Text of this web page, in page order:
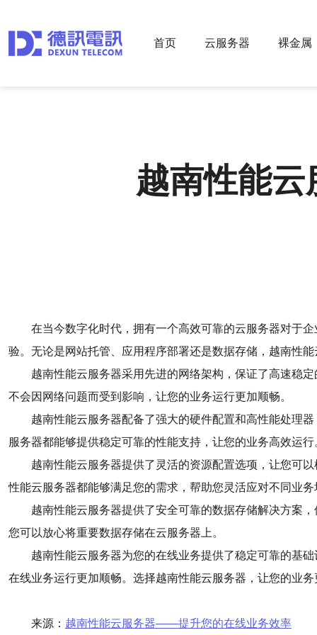
首页 云服务器 裸金属
越南性能
在当今数字化时代，拥有一个高效可靠的云服务器对于
验。无论是网站托管、应用程序部署还是数据存储，越南性
越南性能云服务器采用先进的网络架构，保证了高速稳
不会因网络问题而受到影响，让您的业务运行更加顺畅。
越南性能云服务器配备了强大的硬件配置和高性能处理
服务器都能够提供稳定可靠的性能支持，让您的业务高效运行
越南性能云服务器提供了灵活的资源配置选项，让您可
性能云服务器都能够满足您的需求，帮助您灵活应对不同业务
越南性能云服务器提供了安全可靠的数据存储解决方案
您可以放心将重要数据存储在云服务器上。
越南性能云服务器为您的在线业务提供了稳定可靠的基
在线业务运行更加顺畅。选择越南性能云服务器，让您的业
来源： 越南性能云服务器——提升您的在线业务效率